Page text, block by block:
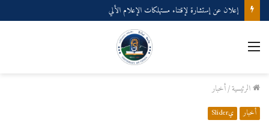
إعلان عن إستشارة لإقتناء مستهلكات الإعلام الألي
القائمة
الرئيسية/أخبار
أخبار يSlider